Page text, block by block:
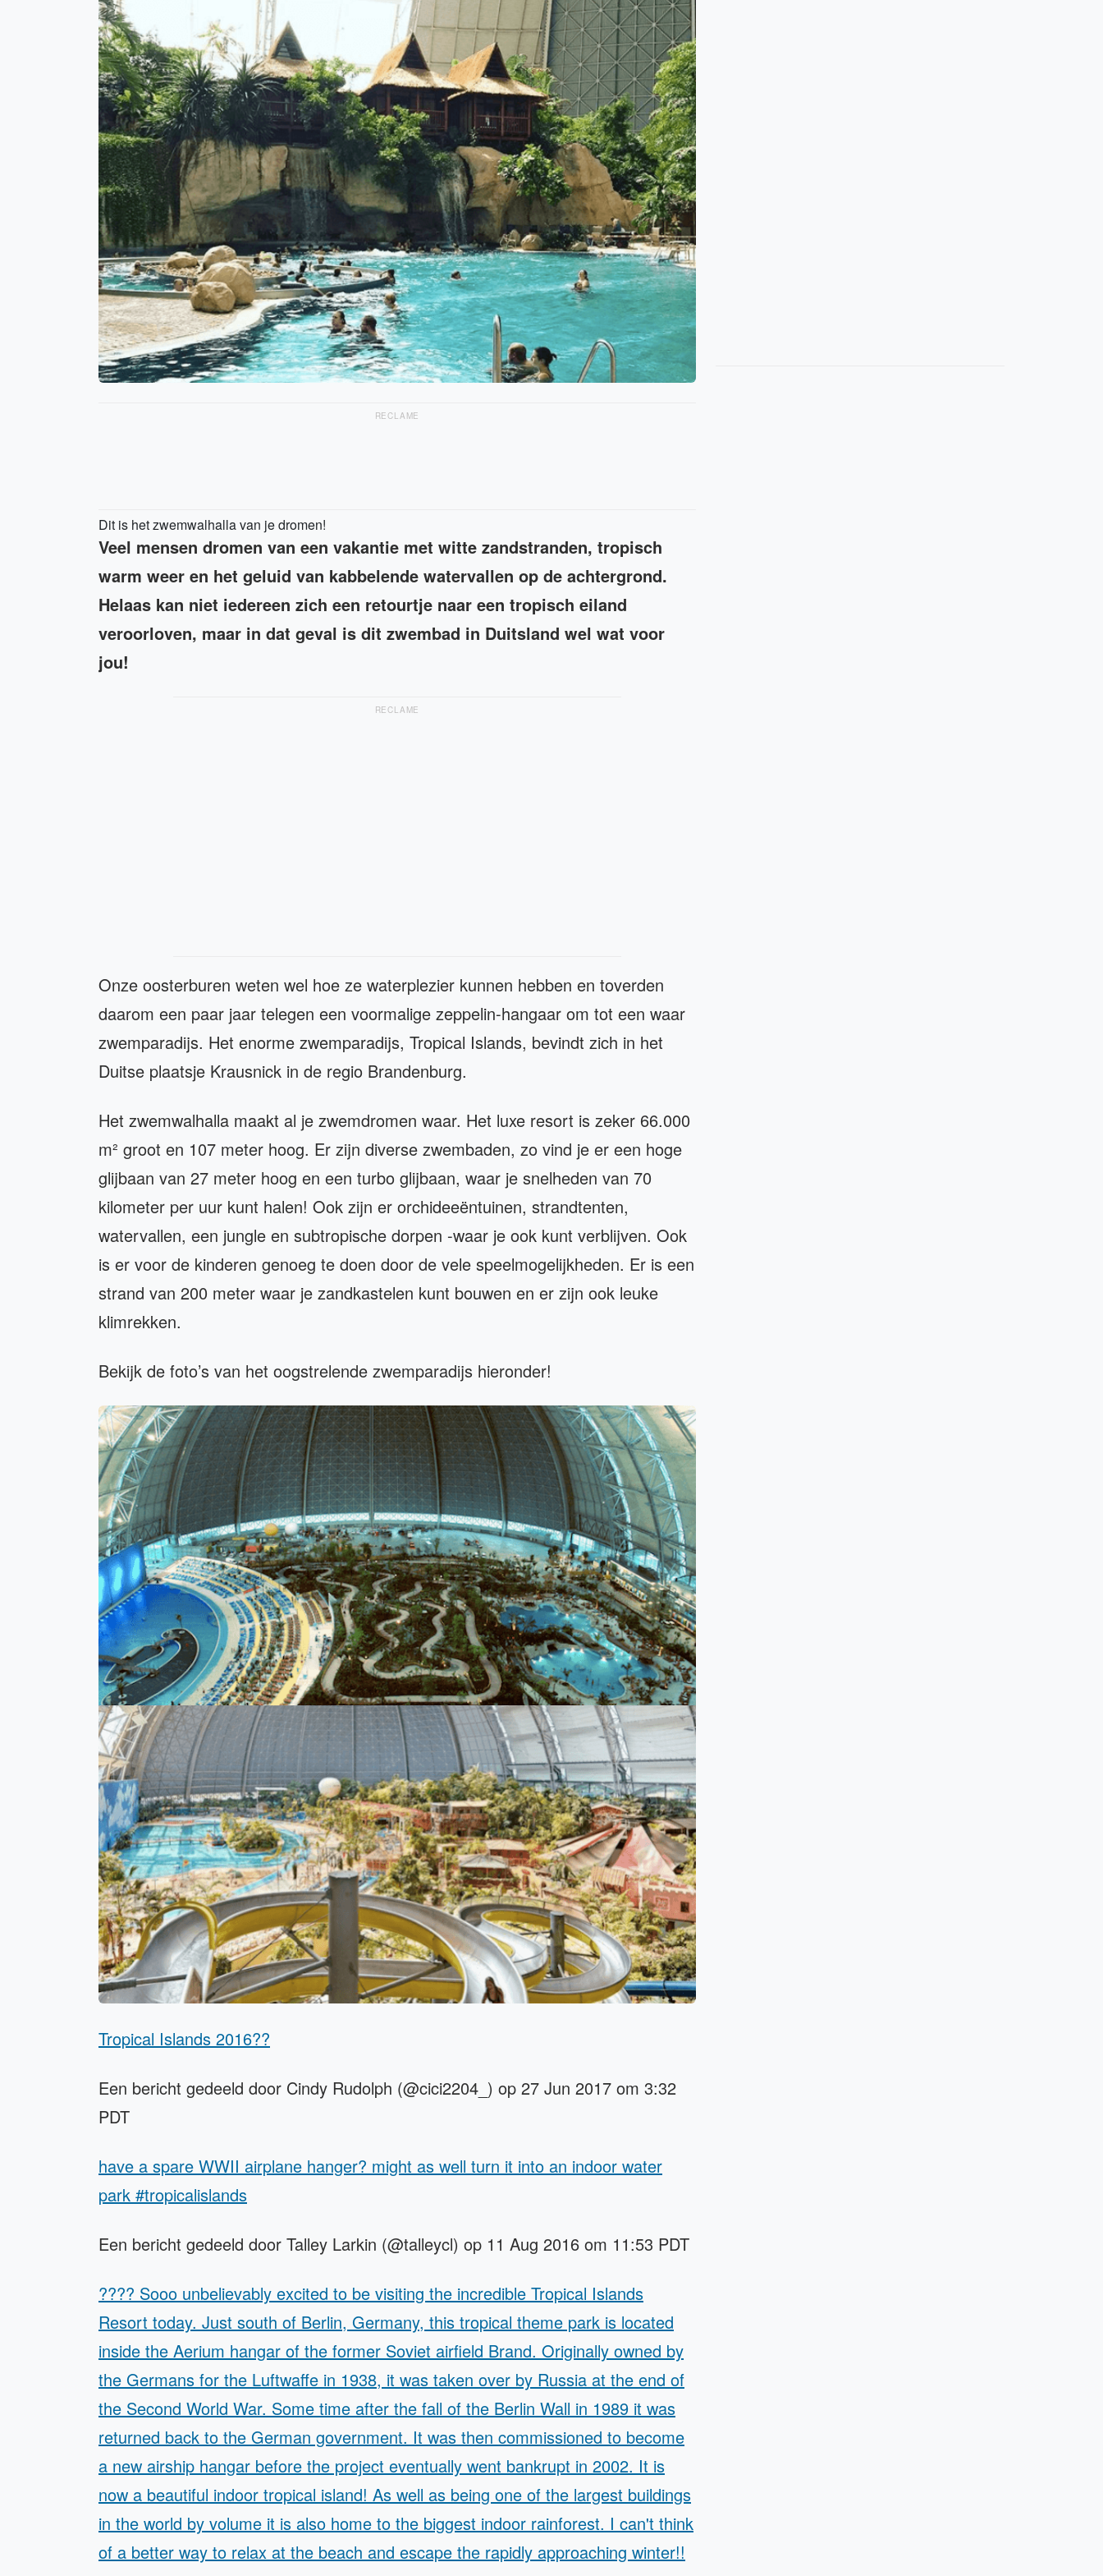
RECLAME
Dit is het zwemwalhalla van je dromen!
Veel mensen dromen van een vakantie met witte zandstranden, tropisch
warm weer en het geluid van kabbelende watervallen op de achtergrond.
Helaas kan niet iedereen zich een retourtje naar een tropisch eiland
veroorloven, maar in dat geval is dit zwembad in Duitsland wel wat voor
jou!
RECLAME
Onze oosterburen weten wel hoe ze waterplezier kunnen hebben en toverden
daarom een paar jaar telegen een voormalige zeppelin-hangaar om tot een waar
zwemparadijs. Het enorme zwemparadijs, Tropical Islands, bevindt zich in het
Duitse plaatsje Krausnick in de regio Brandenburg.
Het zwemwalhalla maakt al je zwemdromen waar. Het luxe resort is zeker 66.000
m² groot en 107 meter hoog. Er zijn diverse zwembaden, zo vind je er een hoge
glijbaan van 27 meter hoog en een turbo glijbaan, waar je snelheden van 70
kilometer per uur kunt halen! Ook zijn er orchideeëntuinen, strandtenten,
watervallen, een jungle en subtropische dorpen -waar je ook kunt verblijven. Ook
is er voor de kinderen genoeg te doen door de vele speelmogelijkheden. Er is een
strand van 200 meter waar je zandkastelen kunt bouwen en er zijn ook leuke
klimrekken.
Bekijk de foto’s van het oogstrelende zwemparadijs hieronder!
Tropical Islands 2016??
Een bericht gedeeld door Cindy Rudolph (@cici2204_) op 27 Jun 2017 om 3:32
PDT
have a spare WWII airplane hanger? might as well turn it into an indoor water
park #tropicalislands
Een bericht gedeeld door Talley Larkin (@talleycl) op 11 Aug 2016 om 11:53 PDT
???? Sooo unbelievably excited to be visiting the incredible Tropical Islands
Resort today. Just south of Berlin, Germany, this tropical theme park is located
inside the Aerium hangar of the former Soviet airfield Brand. Originally owned by
the Germans for the Luftwaffe in 1938, it was taken over by Russia at the end of
the Second World War. Some time after the fall of the Berlin Wall in 1989 it was
returned back to the German government. It was then commissioned to become
a new airship hangar before the project eventually went bankrupt in 2002. It is
now a beautiful indoor tropical island! As well as being one of the largest buildings
in the world by volume it is also home to the biggest indoor rainforest. I can't think
of a better way to relax at the beach and escape the rapidly approaching winter!!